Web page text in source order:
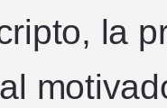
la